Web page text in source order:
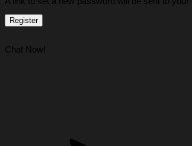
Register
Chat Now!